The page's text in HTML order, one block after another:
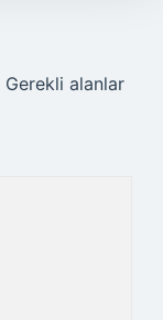
Gerekli alanlar